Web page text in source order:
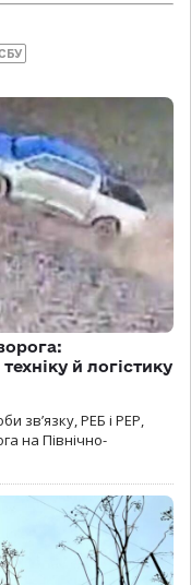
й логістику
зв’язку, РЕБ і РЕР,
на Північно-